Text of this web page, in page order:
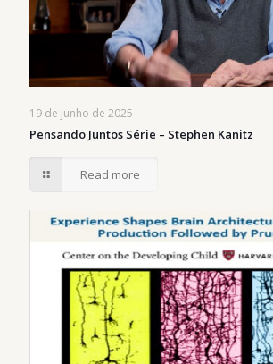
19 de junho de 2025
Pensando Juntos Série – Stephen Kanitz
Read more